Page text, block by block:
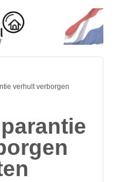
verhult verborgen